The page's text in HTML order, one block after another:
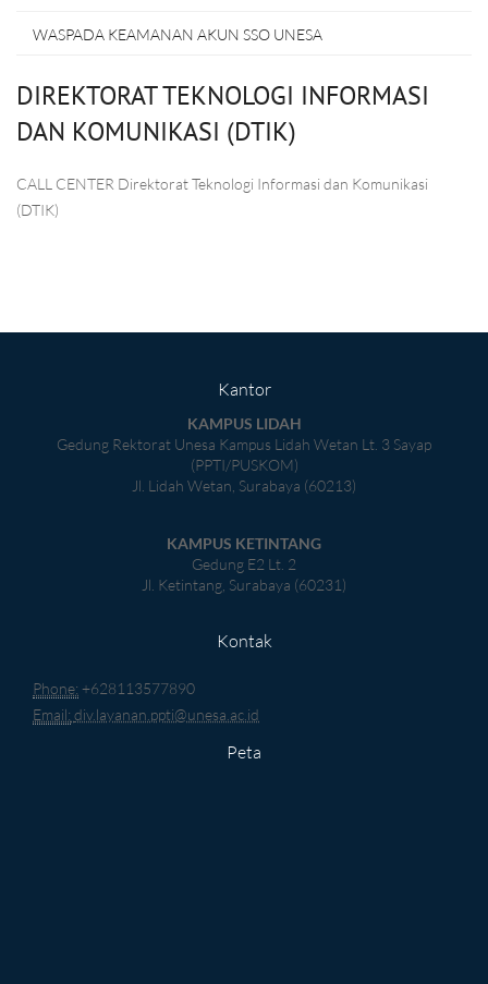
WASPADA KEAMANAN AKUN SSO UNESA
DIREKTORAT TEKNOLOGI INFORMASI
DAN KOMUNIKASI (DTIK)
CALL CENTER Direktorat Teknologi Informasi dan Komunikasi
(DTIK)
Kantor
KAMPUS LIDAH
Gedung Rektorat Unesa Kampus Lidah Wetan Lt. 3 Sayap
(PPTI/PUSKOM)
Jl. Lidah Wetan, Surabaya (60213)
KAMPUS KETINTANG
Gedung E2 Lt. 2
Jl. Ketintang, Surabaya (60231)
Kontak
Phone: +628113577890
Email: div.layanan.ppti@unesa.ac.id
Peta